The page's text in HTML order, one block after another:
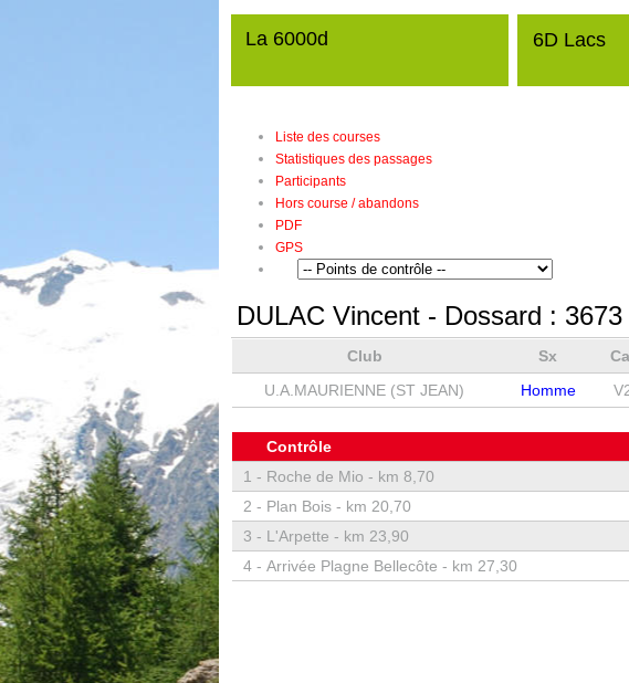
La 6000d 6D Lacs
Liste des courses
Statistiques des passages
Participants
Hors course / abandons
PDF
GPS
DULAC Vincent- Dossard : 3673
Club Sx
U.A.MAURIENNE (ST JEAN)
Homme
Contrôle
1 - Roche de Mio - km 8,70
2 - Plan Bois - km 20,70
3 - L'Arpette - km 23,90
4 - Arrivée Plagne Bellecôte - km 27,30